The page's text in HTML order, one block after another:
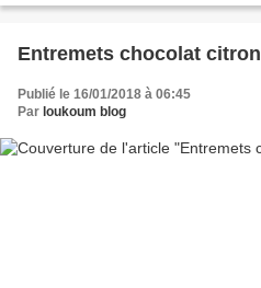
Entremets chocolat citron
Publié le 16/01/2018 à 06:45
Par loukoum blog